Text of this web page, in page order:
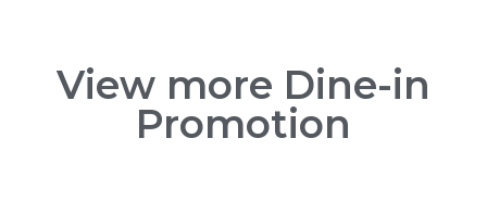
View more Dine-in
Promotion